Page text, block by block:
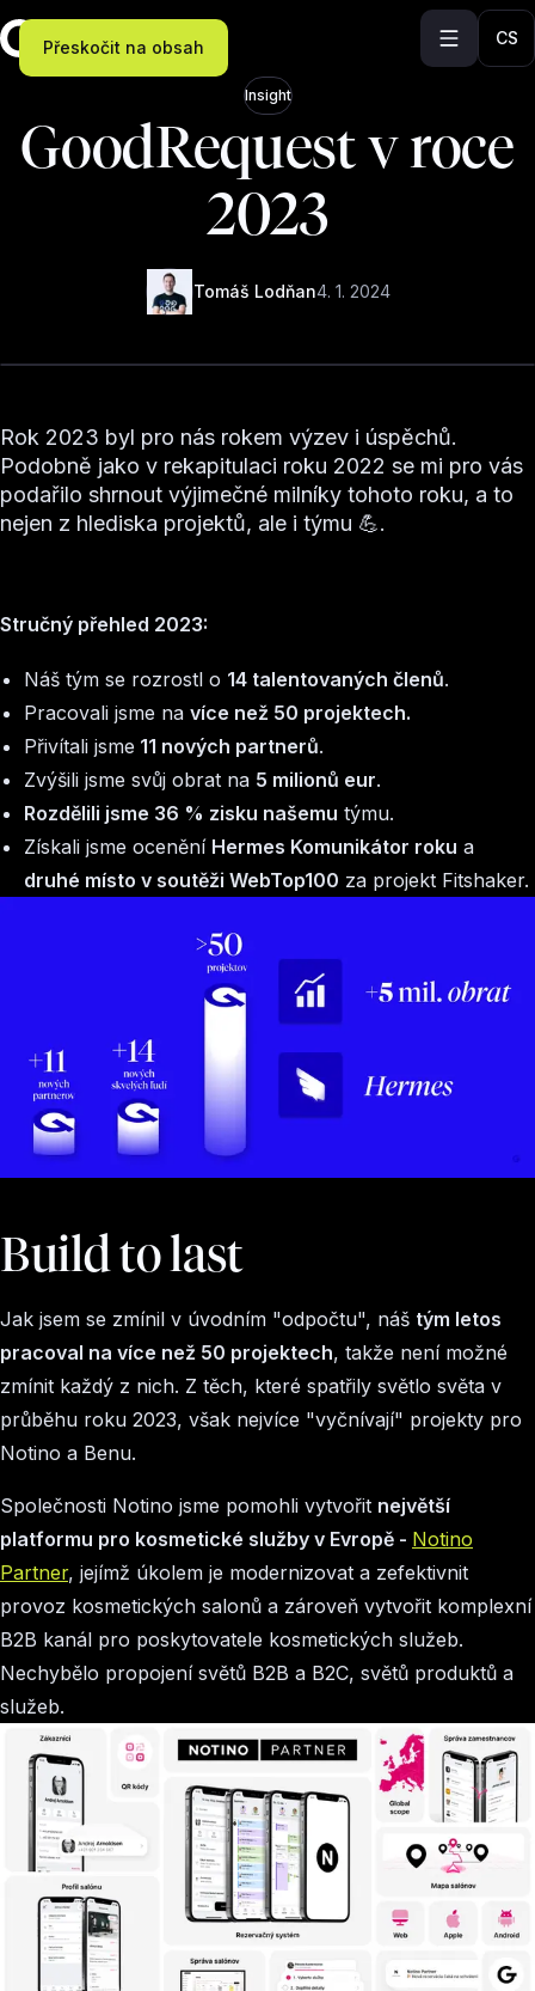
Přeskočit na obsah CS
Insight
GoodRequest v roce
2023
Tomáš Lodňan4. 1. 2024
Rok 2023 byl pro nás rokem výzev i úspěchů.
Podobně jako v rekapitulaci roku 2022 se mi pro vás
podařilo shrnout výjimečné milníky tohoto roku, a to
nejen z hlediska projektů, ale i týmu 💪.
Stručný přehled 2023:
Náš tým se rozrostl o 14 talentovaných členů.
Pracovali jsme na více než 50 projektech.
Přivítali jsme 11 nových partnerů.
Zvýšili jsme svůj obrat na 5 milionů eur.
Rozdělili jsme 36 % zisku našemu týmu.
Získali jsme ocenění Hermes Komunikátor roku a
druhé místo v soutěži WebTop100 za projekt Fitshaker.
Build to last
Jak jsem se zmínil v úvodním "odpočtu", náš tým letos
pracoval na více než 50 projektech, takže není možné
zmínit každý z nich. Z těch, které spatřily světlo světa v
průběhu roku 2023, však nejvíce "vyčnívají" projekty pro
Notino a Benu.
Společnosti Notino jsme pomohli vytvořit největší
platformu pro kosmetické služby v Evropě - Notino
Partner, jejímž úkolem je modernizovat a zefektivnit
provoz kosmetických salonů a zároveň vytvořit komplexní
B2B kanál pro poskytovatele kosmetických služeb.
Nechybělo propojení světů B2B a B2C, světů produktů a
služeb.